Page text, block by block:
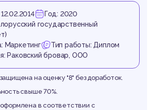
Год: 2020
государственный
Маркетинг
Тип работы: Диплом
Раковский бровар, ООО
на оценку "8" без доработок.
свыше 70%.
в соответствии с